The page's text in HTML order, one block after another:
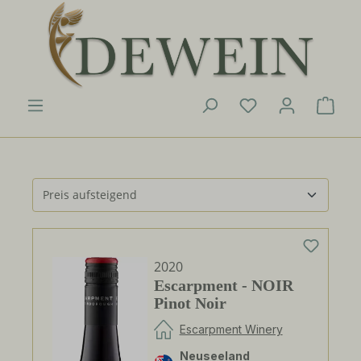
Zum Hauptinhalt springen
Du hast 0
2020
Escarpment - NOIR
Pinot Noir
Escarpment Winery
Neuseeland